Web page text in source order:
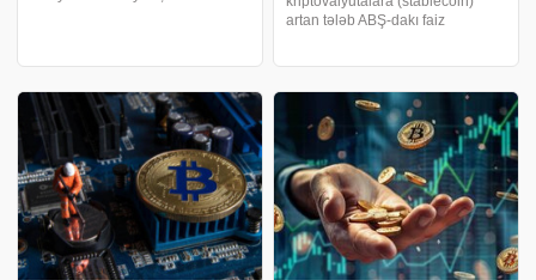
ölk
artan tələb ABŞ-dakı faiz
Heyətinin üzvü Stephen Miran
bildirib